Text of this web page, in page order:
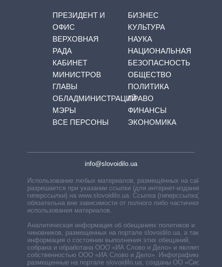
ПРЕЗИДЕНТ И
ОФИС
ВЕРХОВНАЯ
РАДА
КАБИНЕТ
МИНИСТРОВ
ГЛАВЫ
ОБЛАДМИНИСТРАЦИЙ
МЭРЫ
ВСЕ ПЕРСОНЫ
БИЗНЕС
КУЛЬТУРА
НАУКА
НАЦИОНАЛЬНАЯ
БЕЗОПАСНОСТЬ
ОБЩЕСТВО
ПОЛИТИКА
ПРАВО
ФИНАНСЫ
ЭКОНОМИКА
info@slovoidilo.ua
Использование любых материалов, размещённых на сайте,
разрешается при указании ссылки (для интернет-изданий —
гиперссылки) на www.slovoidilo.ua. Ссылка (гиперссылка)
обязательна вне зависимости от полного либо частичного
использования материалов.
Аналитическая информация об обещаниях политиков и
чиновников, размещенных на портале slovoidilo.ua, а также
информация о состоянии выполнения этих обещаний,
собрана и обработана ООО «ИА Слово и Дело» и является
собственностью ООО «ИА Слово и Дело». Инфографики,
размещенные на портале slovoidilo.ua, созданы ОО «Система